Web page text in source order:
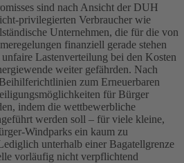
sind nach Ansicht der DUH
privilegierten Verbraucher wie
Unternehmen, die für die von
finanziell gerade stehen
Lastenverteilung bei den Kosten
weiter gefährden. Nach
zum Erneuerbaren
für Bürger
indem die wettbewerbliche
werden soll – für viele kleine,
Windparks ein kaum zu
unterhalb einer Bagatellgrenze
vorläufig nicht verpflichtend